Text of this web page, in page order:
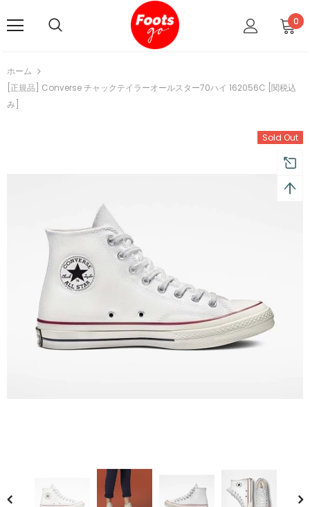
0
ホーム
[正規品] Converse チャックテイラーオールスター70ハイ 162056C [関税込
み]
Sold Out